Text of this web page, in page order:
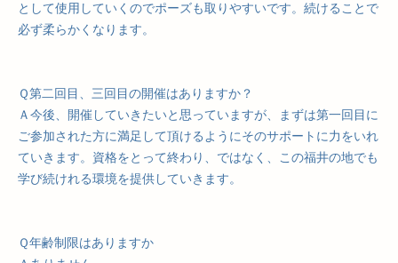
として使用していくのでポーズも取りやすいです。続けることで
必ず柔らかくなります。
Ｑ第二回目、三回目の開催はありますか？
Ａ今後、開催していきたいと思っていますが、まずは第一回目に
ご参加された方に満足して頂けるようにそのサポートに力をいれ
ていきます。資格をとって終わり、ではなく、この福井の地でも
学び続けれる環境を提供していきます。
Ｑ年齢制限はありますか